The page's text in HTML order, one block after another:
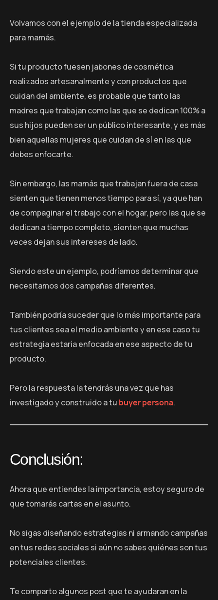
Volvamos con el ejemplo de la tienda especializada
para mamás.
Si tu producto fuesen jabones de cosmética
realizados artesanalmente y con productos que
cuidan del ambiente, es probable que tanto las
madres que trabajan como las que se dedican 100% a
sus hijos pueden ser un público interesante, y es más
bien aquellas mujeres que cuidan de sí en las que
debes enfocarte.
Sin embargo, las mamás que trabajan fuera de casa
sienten que tienen menos tiempo para sí, ya que han
de compaginar el trabajo con el hogar, pero las que se
dedican a tiempo completo, sienten que muchas
veces dejan sus intereses de lado.
Siendo este un ejemplo, podríamos determinar que
necesitamos dos campañas diferentes.
También podría suceder que lo más importante para
tus clientes sea el medio ambiente y en ese caso tu
estrategia estaría enfocada en ese aspecto de tu
producto.
Pero la respuesta la tendrás una vez que has
investigado y construido a tu buyer persona.
Conclusión:
Ahora que entiendes la importancia, estoy seguro de
que tomarás cartas en el asunto.
No sigas diseñando estrategias ni armando campañas
en tus redes sociales si aún no sabes quiénes son tus
potenciales clientes.
Te comparto algunos post que te ayudaran en la